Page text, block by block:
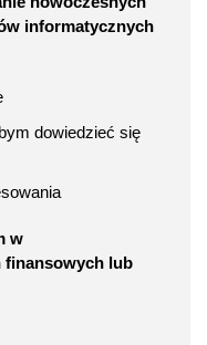
informatycznych
dowiedzieć się
w
finansowych lub